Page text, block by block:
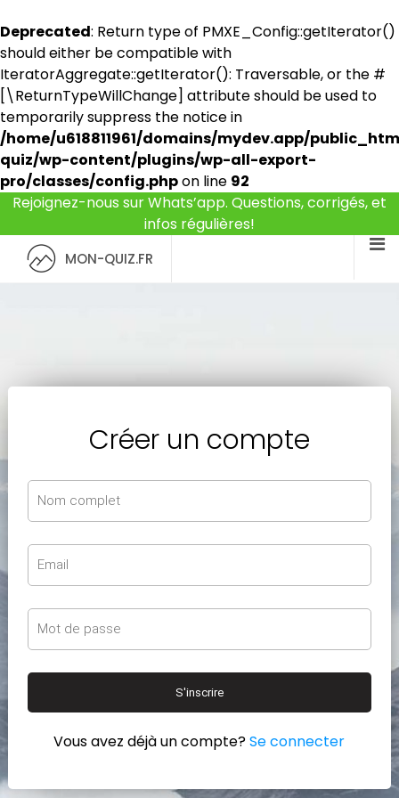
Deprecated: Return type of PMXE_Config::getIterator()
should either be compatible with
IteratorAggregate::getIterator(): Traversable, or the #
[\ReturnTypeWillChange] attribute should be used to
temporarily suppress the notice in
/home/u618811961/domains/mydev.app/
quiz/wp-content/plugins/wp-all-export-
pro/classes/config.phpon line 92
Rejoignez-nous sur Whats’app. Questions, corrigés, et
infos régulières!
MON-QUIZ.FR
Créer un compte
S'inscrire
Vous avez déjà un compte?Se connecter